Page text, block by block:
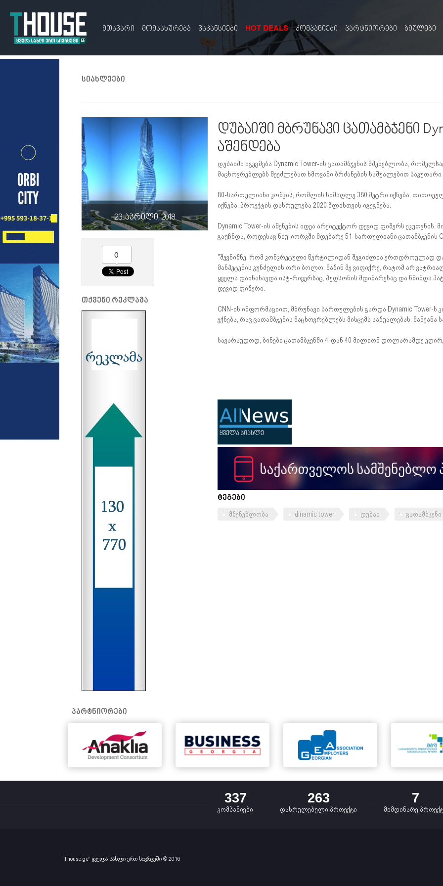
მთავარი მომსახურება ვაკანსიები HOT DEALS კომპანიები პარტნიორები ბმულები
სიახლეები
23 აპრილი 2018
0
თქვენი რეკლამა
დუბაიში მბრუნავი ცათამბჯენი
აშენდება
დუბაიში იგეგმება Dynamic Tower-ის ცათამბჯენის მშენებლობა,
მაცხოვრებლებს შეეძლებათ ხმოვანი ბრძანების საშუალებით
80-სართულიანი კოშკის, რომლის სიმაღლე 380 მეტრი იქნება,
იქნება. პროექტის დასრულება 2020 წლისთვის იგეგმება.
Dynamic Tower-ის აშენების იდეა არქიტექტორ დევიდ ფიშერს
გაუჩნდა, როდესაც ნიუ-იორკში მდებარე 51-სართულიანი ცათამბჯენის
"შევნიშნე, რომ კონკრეტული წერტილიდან შეგიძლია ერთდროულად
მანჰეტენის კუნძულის ორი ბოლო. მაშინ მე ვიფიქრე, რატომ არ
ყველა დაინახავდა ისტ-რივერსაც, ჰუდსონის მდინარესაც და წმინდა
დევიდ ფიშერი.
CNN-ის ინფორმაციით, მბრუნავი სართულების გარდა Dynamic Tower-ს
ექნება, რაც ცათამბჯენის მაცხოვრებლებს მისცემს საშუალებას,
სავარაუდოდ, ბინები ცათამბჯენში 4-დან 40 მილიონ დოლარამდე
ტეგები
მშენებლობა dinamic tower დუბაი ცათამბჯენი
პარტნიორები
337
კომპანიები
263
დასრულებული პროექტი
7
მიმდინარე
“Thouse.ge” ყველა სახლი ერთ სივრცეში © 2016